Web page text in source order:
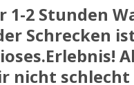
2 Stunden
Schrecken ist
nicht schlecht